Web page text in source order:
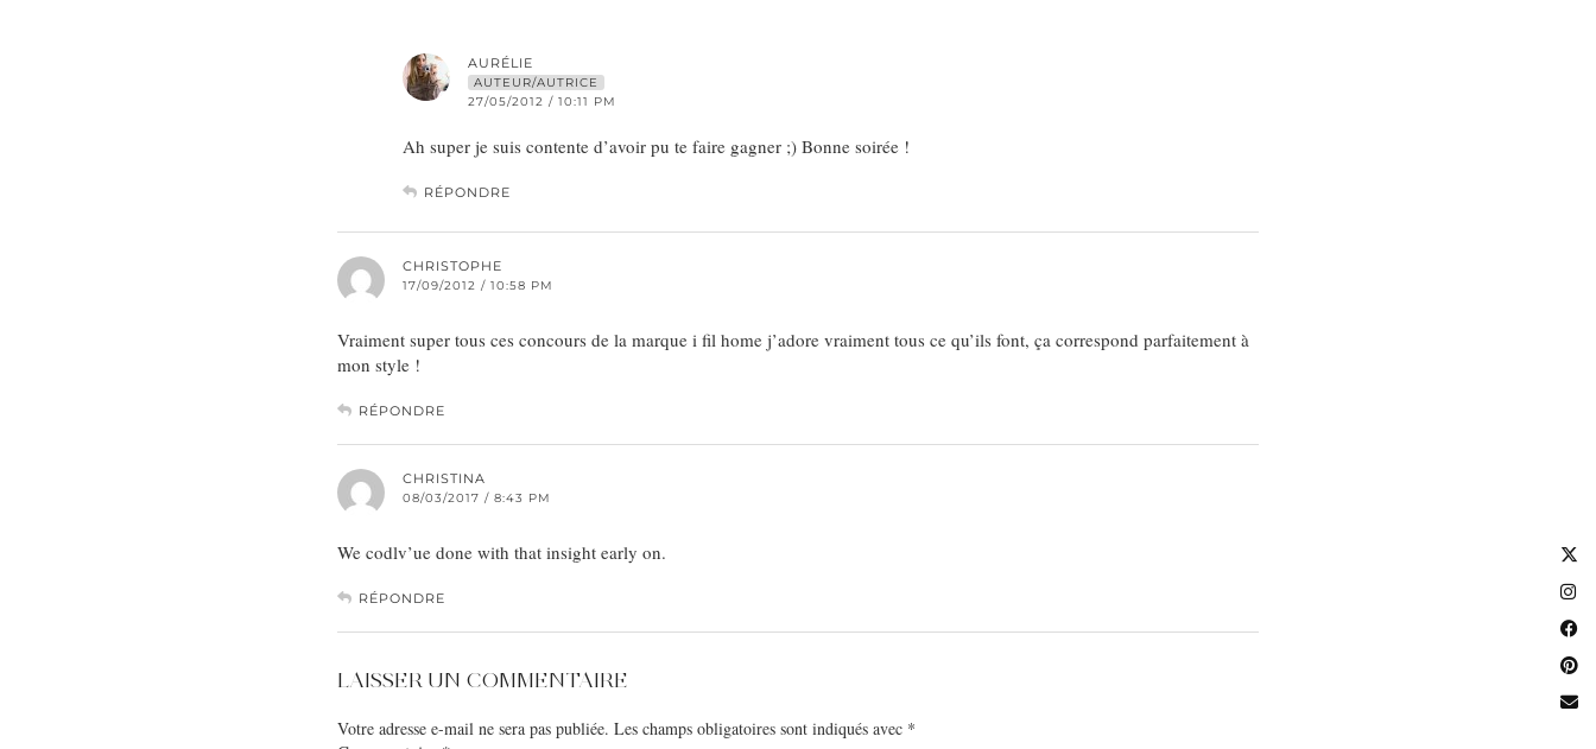
AURÉLIE
AUTEUR/AUTRICE
27/05/2012 / 10:11 PM
Ah super je suis contente d’avoir pu te faire gagner ;) Bonne soirée !
RÉPONDRE
CHRISTOPHE
17/09/2012 / 10:58 PM
Vraiment super tous ces concours de la marque i fil home j’adore vraiment tous ce qu’ils font, ça correspond parfaitement à
mon style !
RÉPONDRE
CHRISTINA
08/03/2017 / 8:43 PM
We codlv’ue done with that insight early on.
RÉPONDRE
LAISSER UN COMMENTAIRE
Votre adresse e-mail ne sera pas publiée. Les champs obligatoires sont indiqués avec *